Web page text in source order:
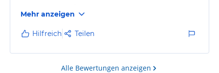
diesem Grund haben wir uns leider überhaupt nicht
im Hotel aufgehalten u viele andere Gäste auch
nicht.Hätten wir das gewusst,hätte ich dieses Hotel
nicht gebucht.Die Lage ist super,viele Restaurants u
Bars in unmittelbarer Nähe. Die Stadt ist sehr schnell
Mehr anzeigen
Hilfreich Teilen
Alle Bewertungen anzeigen